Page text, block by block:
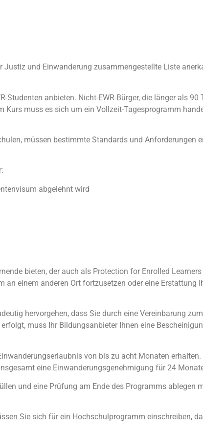
und Einwanderung zusammengestellte Liste
Studenten anbieten. Nicht-EWR-Bürger, die länger als 90
muss es sich um ein Vollzeit-Tagesprogramm
müssen bestimmte Standards und Anforderungen
abgelehnt wird
bieten, der auch als Protection for Enrolled
einem anderen Ort fortzusetzen oder eine Erstattung
hervorgehen, dass Sie durch eine Vereinbarung
muss Ihr Bildungsanbieter Ihnen eine
von bis zu acht Monaten erhalten.
eine Einwanderungsgenehmigung für 24
und eine Prüfung am Ende des Programms ablegen
Sie sich für ein Hochschulprogramm einschreiben,